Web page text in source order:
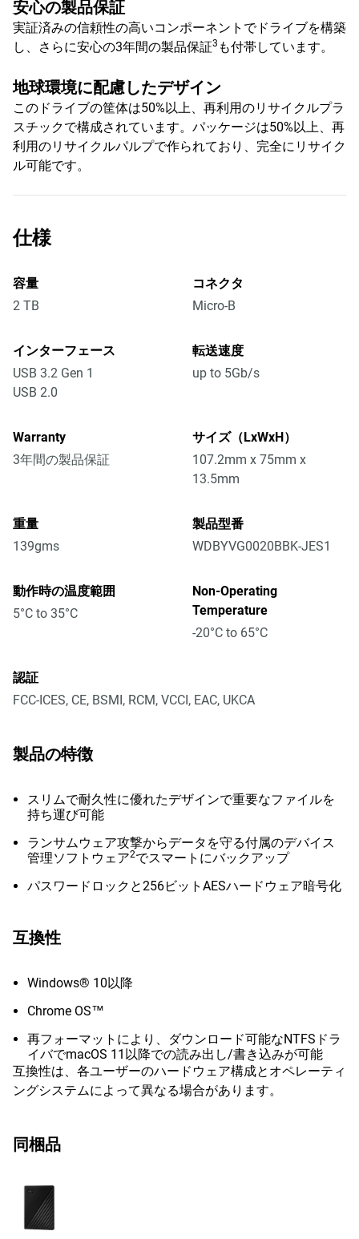
安心の製品保証
実証済みの信頼性の高いコンポーネントでドライブを構築
し、さらに安心の3年間の製品保証3 も付帯しています。
地球環境に配慮したデザイン
このドライブの筐体は50%以上、再利用のリサイクルプラ
スチックで構成されています。パッケージは50%以上、再
利用のリサイクルパルプで作られており、完全にリサイク
ル可能です。
仕様
容量
2 TB
コネクタ
Micro-B
インターフェース
USB 3.2 Gen 1
USB 2.0
転送速度
up to 5Gb/s
Warranty
3年間の製品保証
サイズ（LxWxH）
107.2mm x 75mm x
13.5mm
重量
139gms
製品型番
WDBYVG0020BBK-JES1
動作時の温度範囲
5°C to 35°C
Non-Operating
Temperature
-20°C to 65°C
認証
FCC-ICES, CE, BSMI, RCM, VCCI, EAC, UKCA
製品の特徴
スリムで耐久性に優れたデザインで重要なファイルを
持ち運び可能
ランサムウェア攻撃からデータを守る付属のデバイス
管理ソフトウェア2でスマートにバックアップ
パスワードロックと256ビットAESハードウェア暗号化
互換性
Windows® 10以降
Chrome OS™
再フォーマットにより、ダウンロード可能なNTFSドラ
イバでmacOS 11以降での読み出し/書き込みが可能
互換性は、各ユーザーのハードウェア構成とオペレーティ
ングシステムによって異なる場合があります。
同梱品